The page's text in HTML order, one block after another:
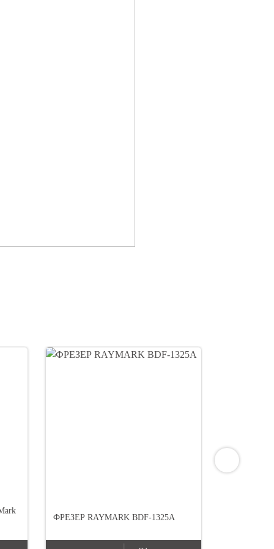
ФРЕЗЕР RAYMARK BDF-1325A